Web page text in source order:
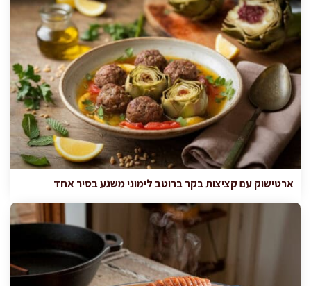
ארטישוק עם קציצות בקר ברוטב לימוני משגע בסיר אחד